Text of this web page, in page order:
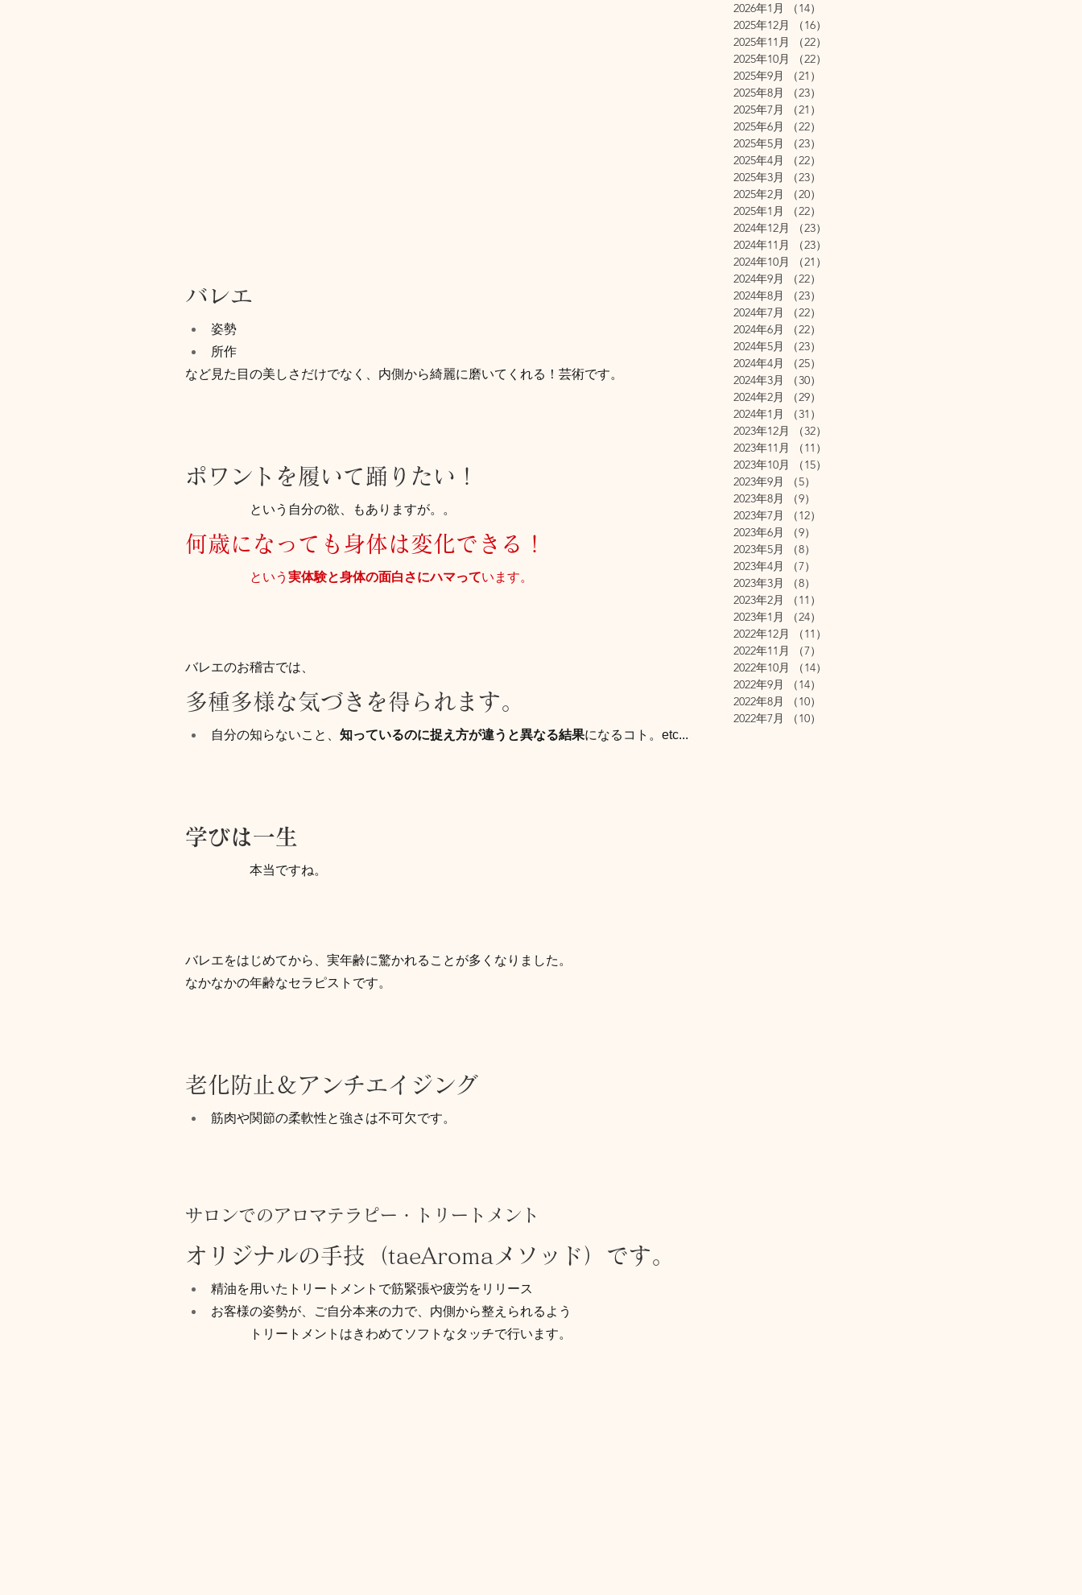
バレエ
姿勢
所作
など見た目の美しさだけでなく、内側から綺麗に磨いてくれる！芸術です。
ポワントを履いて踊りたい！
という自分の欲、もありますが。。
何歳になっても身体は変化できる！
という 実体験と身体の面白さにハマっています。
バレエのお稽古では、
多種多様な気づきを得られます。
自分の知らないこと、 知っているのに捉え方が違うと異なる結果になるコト。etc...
学びは一生
本当ですね。
バレエをはじめてから、実年齢に驚かれることが多くなりました。
なかなかの年齢なセラピストです。
老化防止＆アンチエイジング
筋肉や関節の柔軟性と強さは不可欠です。
サロンでのアロマテラピー・トリートメント
オリジナルの手技（taeAromaメソッド）です。
精油を用いたトリートメントで筋緊張や疲労をリリース
お客様の姿勢が、ご自分本来の力で、内側から整えられるよう
トリートメントはきわめてソフトなタッチで行います。
2026年1月
（14）
2025年12月
（16）
2025年11月
（22）
2025年10月
（22）
2025年9月
（21）
2025年8月
（23）
2025年7月
（21）
2025年6月
（22）
2025年5月
（23）
2025年4月
（22）
2025年3月
（23）
2025年2月
（20）
2025年1月
（22）
2024年12月
（23）
2024年11月
（23）
2024年10月
（21）
2024年9月
（22）
2024年8月
（23）
2024年7月
（22）
2024年6月
（22）
2024年5月
（23）
2024年4月
（25）
2024年3月
（30）
2024年2月
（29）
2024年1月
（31）
2023年12月
（32）
2023年11月
（11）
2023年10月
（15）
2023年9月
（5）
2023年8月
（9）
2023年7月
（12）
2023年6月
（9）
2023年5月
（8）
2023年4月
（7）
2023年3月
（8）
2023年2月
（11）
2023年1月
（24）
2022年12月
（11）
2022年11月
（7）
2022年10月
（14）
2022年9月
（14）
2022年8月
（10）
2022年7月
（10）